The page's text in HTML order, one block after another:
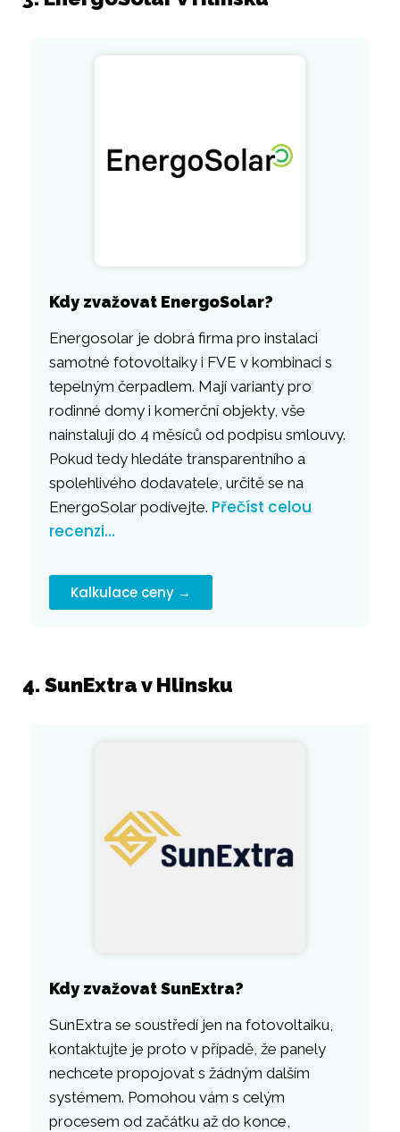
Kdy zvažovat EnergoSolar?
Energosolar je dobrá firma pro instalaci
samotné fotovoltaiky i FVE v kombinaci s
tepelným čerpadlem. Mají varianty pro
rodinné domy i komerční objekty, vše
nainstalují do 4 měsíců od podpisu smlouvy.
Pokud tedy hledáte transparentního a
spolehlivého dodavatele, určitě se na
EnergoSolar podívejte. Přečíst celou
recenzi…
Kalkulace ceny →
4. SunExtra v Hlinsku
Kdy zvažovat SunExtra?
SunExtra se soustředí jen na fotovoltaiku,
kontaktujte je proto v případě, že panely
nechcete propojovat s žádným dalším
systémem. Pomohou vám s celým
procesem od začátku až do konce,